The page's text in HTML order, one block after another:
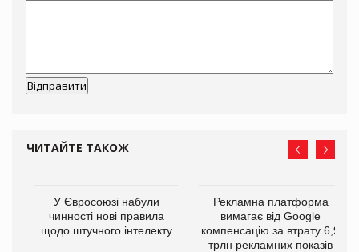
ЧИТАЙТЕ ТАКОЖ
У Євросоюзі набули
чинності нові правила
щодо штучного інтелекту
Рекламна платформа
вимагає від Google
компенсацію за втрату 6,9
трлн рекламних показів